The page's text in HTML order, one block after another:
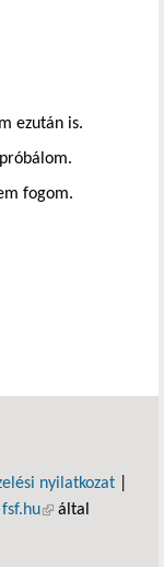
ezután is.
fogom.
nyilatkozat
fsf.hu(külső hivatkozás)
által